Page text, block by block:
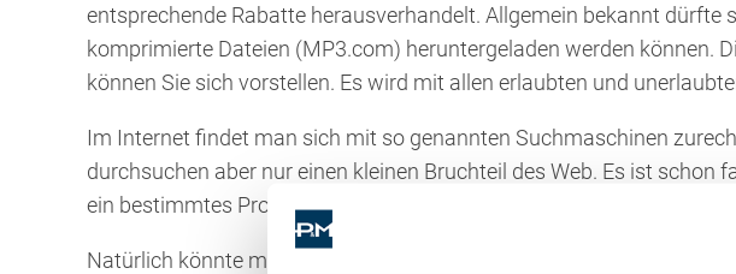
entsprechende Rabatte herausverhandelt. Allgemein bekannt dürfte
komprimierte Dateien (MP3.com) heruntergeladen werden können.
können Sie sich vorstellen. Es wird mit allen erlaubten und
Im Internet findet man sich mit so genannten Suchmaschinen
durchsuchen aber nur einen kleinen Bruchteil des Web. Es ist schon
ein bestimmtes Problem, die geeignete Suchmaschine auszuwählen.
Natürlich könnte man diese Aufzählungen ins Unendliche fortsetzen.